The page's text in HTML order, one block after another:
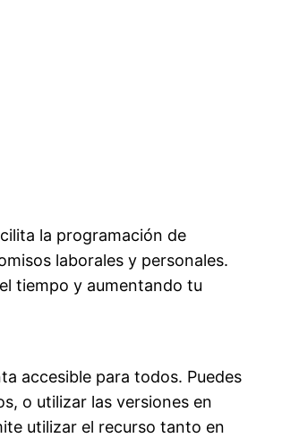
la programación de
laborales y personales.
tiempo y aumentando tu
accesible para todos. Puedes
o utilizar las versiones en
utilizar el recurso tanto en